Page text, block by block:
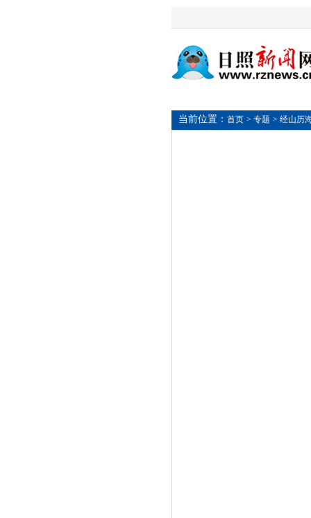
当前位置： 首页 > 专题 > 经山历